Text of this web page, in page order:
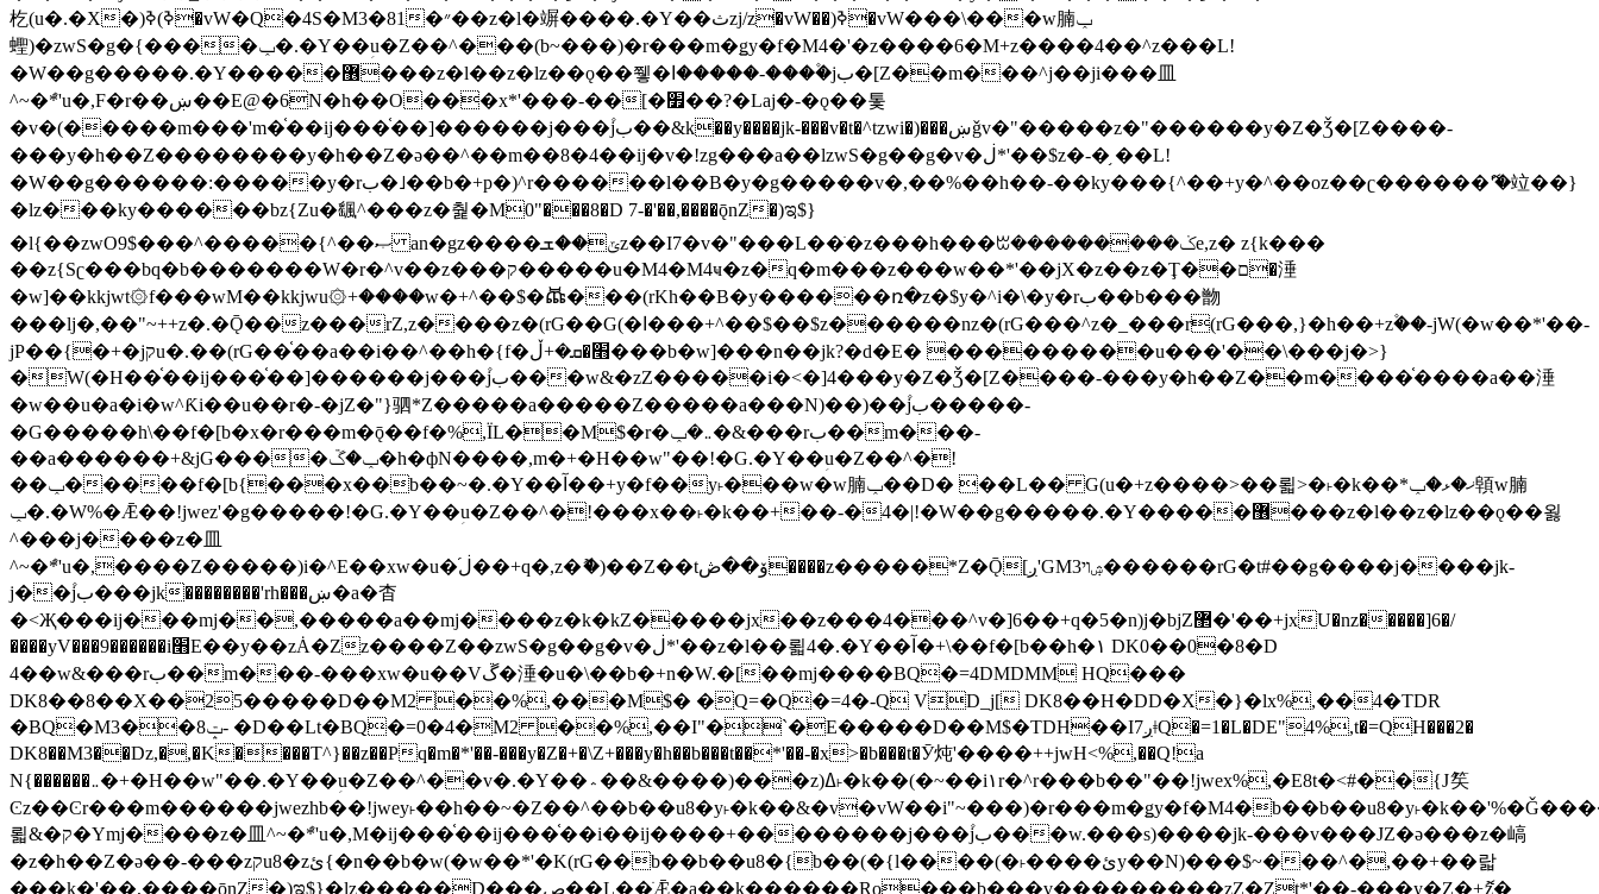
杚(u�.�X�)ߢ)ߢ�vW�Q�4S�M3�81�״��z�l�竮����.�Y��ثzj/z�vW��)ߢ�vW���\���w腩ݕ
蟶)�zwS�g�{����ݕ�.�Y��ؚu�Z��^���(b~���)�r���m�ǥy�f�M4�'�z����6�M+z����4��^z���L!
�W��g�����.�Y��؜���޶���z�l��z�lz��ǫ��쮛�ا�����-����۫jب�[Z��m���^j��ji���⽫
^~�ܶ*'u�,F�r��ښ��E@�6N�h��O���x*'���-��[�׿��?�Laj�-�ǫ��톷
�v�(�����m���'m�֫��ij���֫��]������j���۫jب��&k��y����jk-���v�t�^tzwi�)���ښǧv�"�����z�"������y�Z�Ǯ�[Z����-
���y�h��Z��������y�h��Z�ǝ��^��m��8�4��ij�v�!zg���a��lzwS�g��g�v�ڶ*'��$z�-�֥ ��L!
�W��g������:�����y�rب�˩��b�+p�)^r������l��B�y�g�����v�,��%��h��-��ky���{^��+y�^��oz��ʗ������ޮ'�竝��}
�lz���ky������bz{Zu�颻^���z�춽�M0"���8�D 7-�'��,����ǭnZ�)ಇ$}
�l{��zwO9$���^�����{^��ޞ an�gz����ݶ��ܫz��I7�v�"���L��ֹ�z���h���ꔱ���������ݢe,z� z{k���
��z{Sʗ���bq�b��� ����W�r�^v��z���ק�����u�M4�M4ҹ�z�q�m���z���w��*'��jX�z��z�Ţ��ם�涶
�w]��kkjwt۞f���wM��kkjwu۞+����w�+^��$�ꬡ���(rKh��B�y������ռ�z�$y�^i�\�y�rب��b���朆
���lj�,��"~++z�.�Ǭ��z���rZ,z����z�(rG��G(�ا���+^��$��$z������nz�(rG���^z�_���r(rG���,}�h��+z۫��-jW(�w��*'��-
jP��{�+�jקu�.��(rG��֫��a��i��^��h�{f�׫�ܩ�+ڵ���b�w]���n��jk?�d�E� ���������u���'��\���j�>}
�W(�H��֫��ij���֫��]������j���۫jب���w&�zZ�����i�<�]4���y�Z�Ǯ�[Z����-���y�h��Z��m����֫����a��涶
�w��u�a�i�w^Ƙi��u��r�-�jZ�"}驷*Z�����a�����Z�����a���N)��)��۫jب�����-
�G�����h\��f�[b�x�r���m�ǭ��f�%,ÏL��M$�r�܅�ݕ�&���rب��m���-
��a������+&jG����ݕ�ڱ�h�фN����,m�+�H��w"��!�G.�Y��ؚu�Z��^�!
��ݕ�����f�[b{���x��b��~�.�Y��آ��+y�f��y˫���w�w腩ݕ��D� ��L�� G(u�+z����>��뢻>�˫�k��*ޚ�ޅ�ݕ顊w腩
ݕ�.�W%�Ǣ��!jwez'�g�����!�G.�Y��ؚu�Z��^�!���x��˫�k��+��-�4�|!�W��g�����.�Y��؜���޶���z�l��z�lz��ǫ��욇
^���j����z�⽫
^~�ܶ*'u�,����Z�����)i�^E��xw�u�ڶ֜��+q�,z�ޮ�)��Z��tۆ��ڞ����z�����*Z�Ǭ[ږ'GM3ۺױ������rG�t#��g����j����jk-
j��۫jب���jk��������'rh���ښ�a�杳
�<Җ���ij���mj��,�����a��mj����z�k�kZ�����jx��z���4���^v�]6��+q�5�n)j�bjZ޲�'��+jxU�nz�����]6�/
����yV���9������i׫E��y��zȦ�Zz����Z��zwS�g��g�v�ڶ*'��z�l��뢻4�.�Y��آ�+\��f�[b��h�١ DK0��0�8�D
4��w&���rب��m���-���xw�u��Vڱ�涶�u�\��b�+n�W.�[��mj����BQ�=4DMDMM HQ���
DK8��8��X��25�����D��M2 ��%,���M$� �Q=�Q�=4�-Q VD_j[ DK8��H�DD�X�}�lx%,��4�TDR
�BQ�M3��8ݓ- �D��Lt�BQ�=0�4�M2 ��%,��I"�`�E�����D��M$�TDH��I7ږǂQ�=1�L�DE"4%,t�=QH���2�
DK8��M3��Dz,�,�K����T^}��z��Pq�m�*'��-���y�Z�+�\Z+���y�h��b���t��*'��-�x>�b���t�Ӯ炖'����++jwH<%,��Q!a
N{������܅�+�H��w"��.�Y��ؚu�Z��^��v�.�Y��؞��&����)���z)ߡ˫�k��(�~��i١r�^r���b��"��!jwex%,�E8t�<#��{Jު笶
뢻&�ק�Ymj����z�⽫^~�ܶ*'u�,M�ij���֫��ij���֫��i��ij����+��������j���۫jب���w.���s)����jk-���v���JZ�ǝ���z�嵪
�z�h��Z�ǝ��-���zקu8�zئ{�n��b�w(�w��*'�K(rG��b��b��u8�{b��(�{l����(�˫����ئy��N)���$~���^�,��+��랇
���k�'��,����ǭnZ�)ಇ$}�lz�����D���ڝ��L��ֹǢ�a��k������Rǫ���b���v���������zZ�Zt*'��-���y�Z�+ޮz�